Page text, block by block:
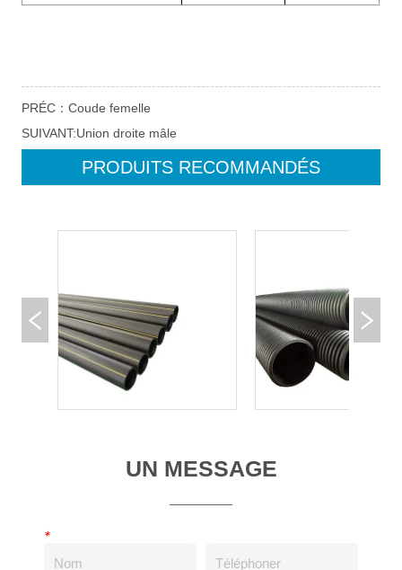
PRÉC：Coude femelle
SUIVANT:Union droite mâle
PRODUITS RECOMMANDÉS
UN MESSAGE
*